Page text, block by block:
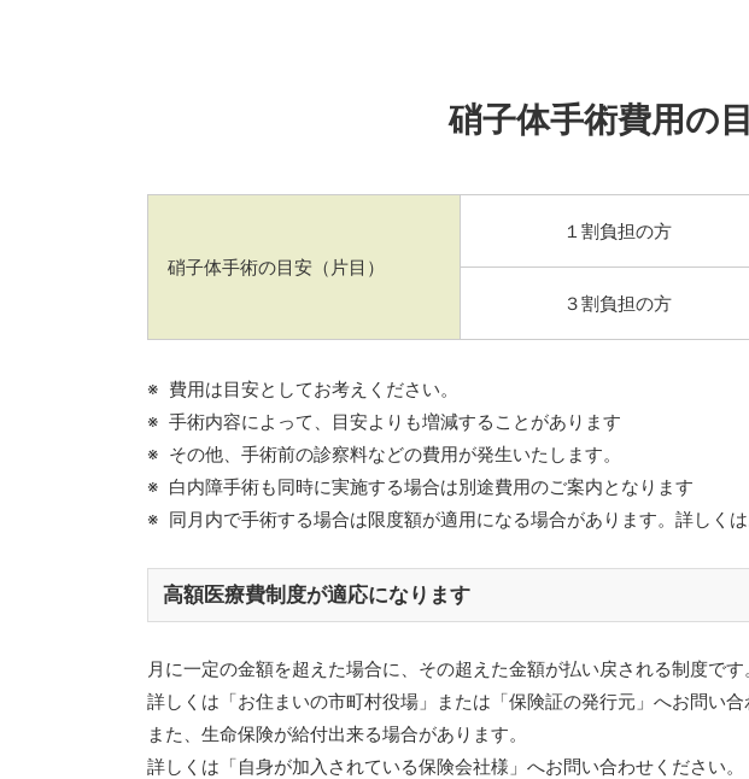
硝子体手術費用の
硝子体手術の目安（片目）
１割負担の方
３割負担の方
費用は目安としてお考えください。
手術内容によって、目安よりも増減することがあります
その他、手術前の診察料などの費用が発生いたします。
白内障手術も同時に実施する場合は別途費用のご案内となります
同月内で手術する場合は限度額が適用になる場合があります。詳しくは
高額医療費制度が適応になります
月に一定の金額を超えた場合に、その超えた金額が払い戻される制度です
詳しくは「お住まいの市町村役場」または「保険証の発行元」へお問い合
また、生命保険が給付出来る場合があります。
詳しくは「自身が加入されている保険会社様」へお問い合わせください。